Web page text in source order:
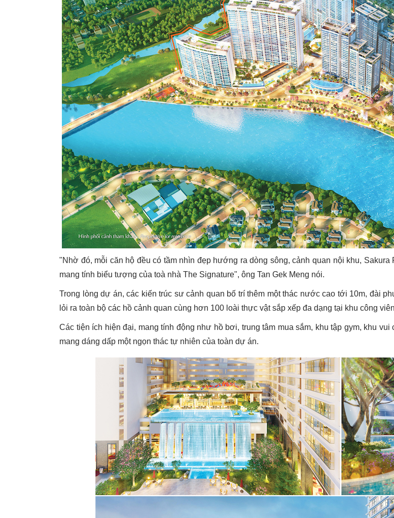
"Nhờ đó, mỗi căn hộ đều có tầm nhìn đẹp hướng ra dòng sông, cảnh quan nội khu,
mang tính biểu tượng của toà nhà The Signature", ông Tan Gek Meng nói.
Trong lòng dự án, các kiến trúc sư cảnh quan bố trí thêm một thác nước cao tới 10m, đài
lỏi ra toàn bộ các hồ cảnh quan cùng hơn 100 loài thực vật sắp xếp đa dạng tại khu công
Các tiện ích hiện đại, mang tính động như hồ bơi, trung tâm mua sắm, khu tập gym, khu
mang dáng dấp một ngọn thác tự nhiên của toàn dự án.